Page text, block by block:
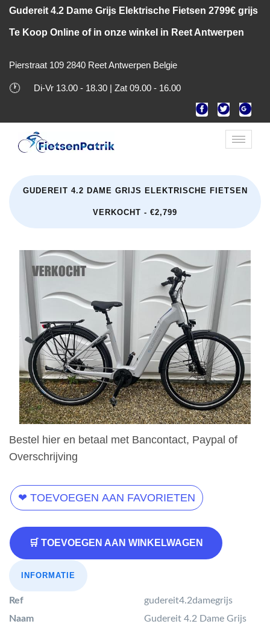
Gudereit 4.2 Dame Grijs Elektrische Fietsen 2799€ grijs
Te Koop Online of in onze winkel in Reet Antwerpen
Pierstraat 109 2840 Reet Antwerpen Belgie
🕐 Di-Vr 13.00 - 18.30 | Zat 09.00 - 16.00
Toggle
GUDEREIT 4.2 DAME GRIJS ELEKTRISCHE FIETSEN
VERKOCHT - €2,799
Bestel hier en betaal met Bancontact, Paypal of
Overschrijving
❤ TOEVOEGEN AAN FAVORIETEN
🛒 TOEVOEGEN AAN WINKELWAGEN
INFORMATIE
Ref
gudereit4.2damegrijs
Naam
Gudereit 4.2 Dame Grijs